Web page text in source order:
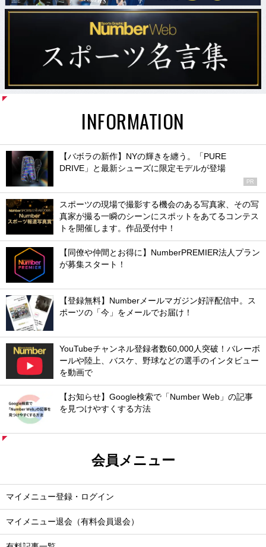
INFORMATION
【バボラの新作】NYの輝きを纏う。「PURE
DRIVE」と最新シューズに限定モデルが登場
PR
スポーツの現場で撮影する機会のある写真家、その写
真家が撮る一瞬のシーンにスポットをあてるコンテス
トを開催します。作品受付中！
【同僚や仲間とお得に】NumberPREMIER法人プラン
が募集スタート！
【登録無料】Numberメールマガジン好評配信中。ス
ポーツの「今」をメールでお届け！
YouTubeチャンネル登録者数60,000人突破！バレーボ
ールや陸上、バスケ、野球などの選手のインタビュー
を動画で
【お知らせ】Google検索で「Number Web」の記事
を見つけやすくする方法
会員メニュー
マイメニュー登録・ログイン
マイメニュー退会（有料会員退会）